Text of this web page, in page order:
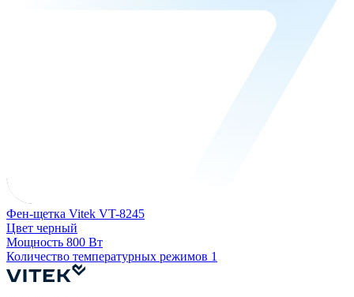
Фен-щетка Vitek VT-8245
Цвет черный
Мощность 800 Вт
Количество температурных режимов 1